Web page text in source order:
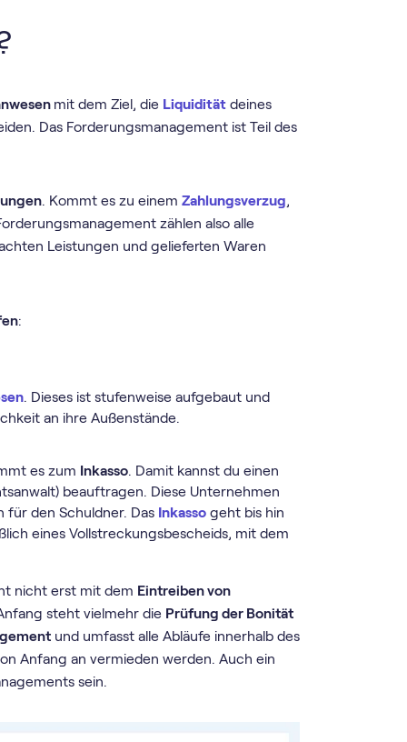
mit dem Ziel, die Liquidität deines
Das Forderungsmanagement ist Teil des
. Kommt es zu einemZahlungsverzug,
zählen also alle
Leistungen und gelieferten Waren
:
. Dieses ist stufenweise aufgebaut und
an ihre Außenstände.
es zum Inkasso. Damit kannst du einen
beauftragen. Diese Unternehmen
für den Schuldner. Das Inkassogeht bis hin
eines Vollstreckungsbescheids, mit dem
nicht erst mit dem Eintreiben von
steht vielmehr die Prüfung der Bonität
und umfasst alle Abläufe innerhalb des
Anfang an vermieden werden. Auch ein
sein.